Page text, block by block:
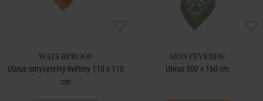
WATERPROOF
Ubrus omyvatelný květiny 110 x 110
cm
MONTEVERDE
Ubrus 300 x 160 cm